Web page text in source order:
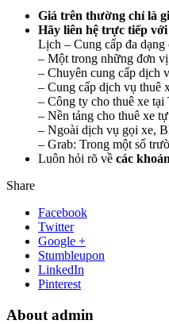
Giá trên thường chỉ là
Hãy liên hệ trực tiếp
Lịch – Cung cấp đa
– Một trong những đơn
– Chuyên cung cấp dịch
– Cung cấp dịch vụ thuê
– Công ty cho thuê xe
– Nền tảng cho thuê xe
– Ngoài dịch vụ gọi xe,
– Grab: Trong một số
Luôn hỏi rõ về các
Share
Facebook
Twitter
Google +
Stumbleupon
LinkedIn
Pinterest
About admin